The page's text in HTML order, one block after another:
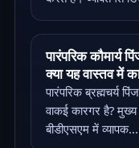
पारंपरिक कौमार्य
क्या यह वास्तव में
पारंपरिक ब्रह्मचर्य
वाकई कारगर है? मुख्य
बीडीएसएम में व्यापक...